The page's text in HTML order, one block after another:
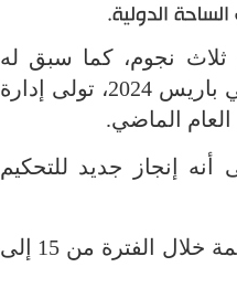
الدولية.
ثلاث نجوم، كما سبق له
المشاركة في عدد من أهم البطولات العالمية. وخلال دورة الألعاب الأولمبية في باريس 2024، تولى إدارة
أنه إنجاز جديد للتحكيم
للملاكمة خلال الفترة من 15 إلى